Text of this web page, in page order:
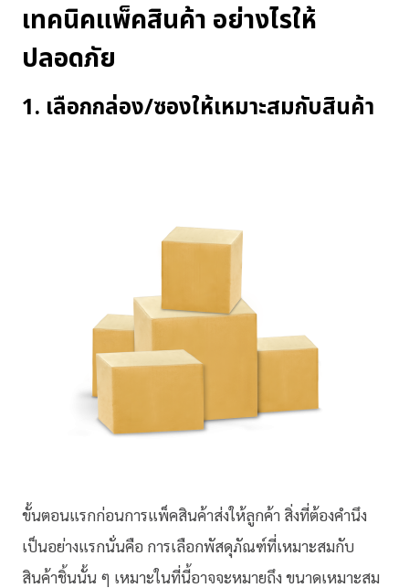
เทคนิคแพ็คสินค้า อย่างไรให้
ปลอดภัย
1. เลือกกล่อง/ซองให้เหมาะสมกับสินค้า
ขั้นตอนแรกก่อนการแพ็คสินค้าส่งให้ลูกค้า สิ่งที่ต้องคำนึง
เป็นอย่างแรกนั่นคือ การเลือกพัสดุภัณฑ์ที่เหมาะสมกับ
สินค้าชิ้นนั้น ๆ เหมาะในที่นี้อาจจะหมายถึง ขนาดเหมาะสม